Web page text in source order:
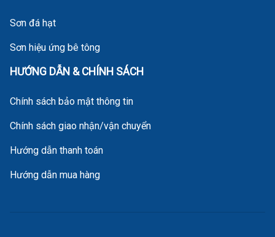
Sơn đá hạt
Sơn hiệu ứng bê tông
HƯỚNG DẪN & CHÍNH SÁCH
Chính sách bảo mật thông tin
Chính sách giao nhận/vận chuyển
Hướng dẫn thanh toán
Hướng dẫn mua hàng